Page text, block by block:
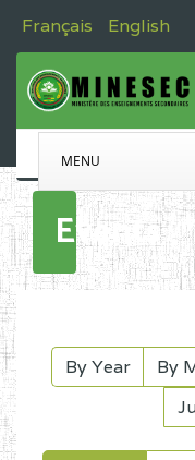
Français English
MENU
Events
By Year By